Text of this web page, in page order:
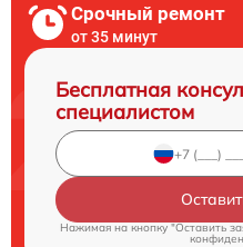
Срочный ремонт
от 35 минут
Бесплатная
специалистом
Нажимая на кнопку "Оставить